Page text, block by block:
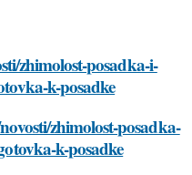
zhimolost-posadka-i-
k-posadke
zhimolost-posadka-
k-posadke